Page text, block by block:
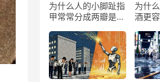
为什么人的小脚趾指
甲常常分成两瓣是返
为什
酒更